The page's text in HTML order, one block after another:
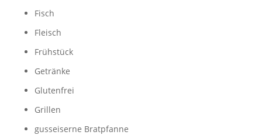
Fisch
Fleisch
Frühstück
Getränke
Glutenfrei
Grillen
gusseiserne Bratpfanne